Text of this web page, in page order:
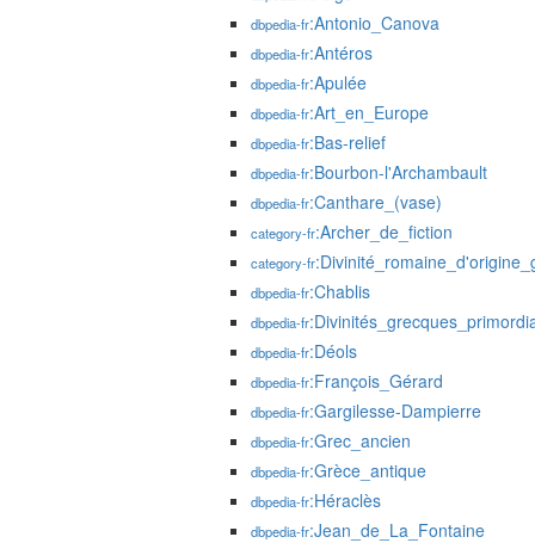
dbpedia-fr:Antonio_Canova
dbpedia-fr:Antéros
dbpedia-fr:Apulée
dbpedia-fr:Art_en_Europe
dbpedia-fr:Bas-relief
dbpedia-fr:Bourbon-l'Archambault
dbpedia-fr:Canthare_(vase)
category-fr:Archer_de_fiction
category-fr
dbpedia-fr:Chablis
dbpedia-fr
dbpedia-fr:Déols
dbpedia-fr:François_Gérard
dbpedia-fr:Gargilesse-Dampierre
dbpedia-fr:Grec_ancien
dbpedia-fr:Grèce_antique
dbpedia-fr:Héraclès
dbpedia-fr:Jean_de_La_Fontaine